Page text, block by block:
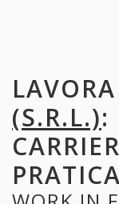
(S.R.L.):
PRATICA